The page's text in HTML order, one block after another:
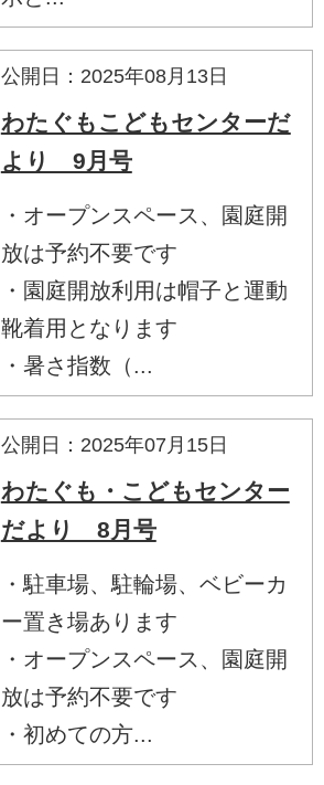
公開日：2025年08月13日
わたぐもこどもセンターだ
より 9月号
・オープンスペース、園庭開
放は予約不要です
・園庭開放利用は帽子と運動
靴着用となります
・暑さ指数（...
公開日：2025年07月15日
わたぐも・こどもセンター
だより 8月号
・駐車場、駐輪場、ベビーカ
ー置き場あります
・オープンスペース、園庭開
放は予約不要です
・初めての方...